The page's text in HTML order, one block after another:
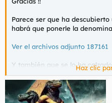
Parece ser que ha
habrá que ponerle la
Ver el archivos adjunto 187161
Y también que se lo ha
Ver el archivos adjunto 187162
Haz clic